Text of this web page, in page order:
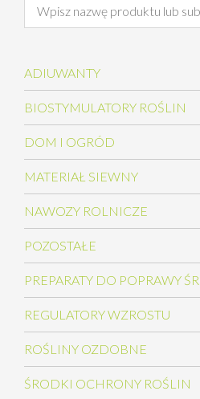
ADIUWANTY
BIOSTYMULATORY ROŚLIN
DOM I OGRÓD
MATERIAŁ SIEWNY
NAWOZY ROLNICZE
POZOSTAŁE
PREPARATY DO POPRAWY
REGULATORY WZROSTU
ROŚLINY OZDOBNE
ŚRODKI OCHRONY ROŚLIN